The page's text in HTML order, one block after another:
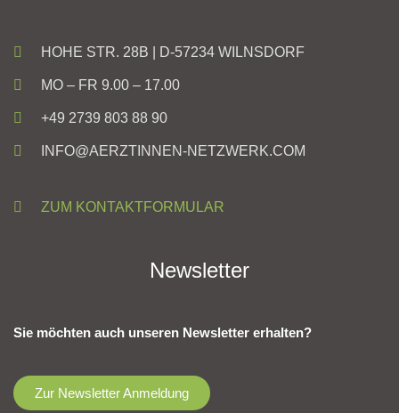
HOHE STR. 28B | D-57234 WILNSDORF
MO – FR 9.00 – 17.00
+49 2739 803 88 90
INFO@AERZTINNEN-NETZWERK.COM
ZUM KONTAKTFORMULAR
Newsletter
Sie möchten auch unseren Newsletter erhalten?
Zur Newsletter Anmeldung